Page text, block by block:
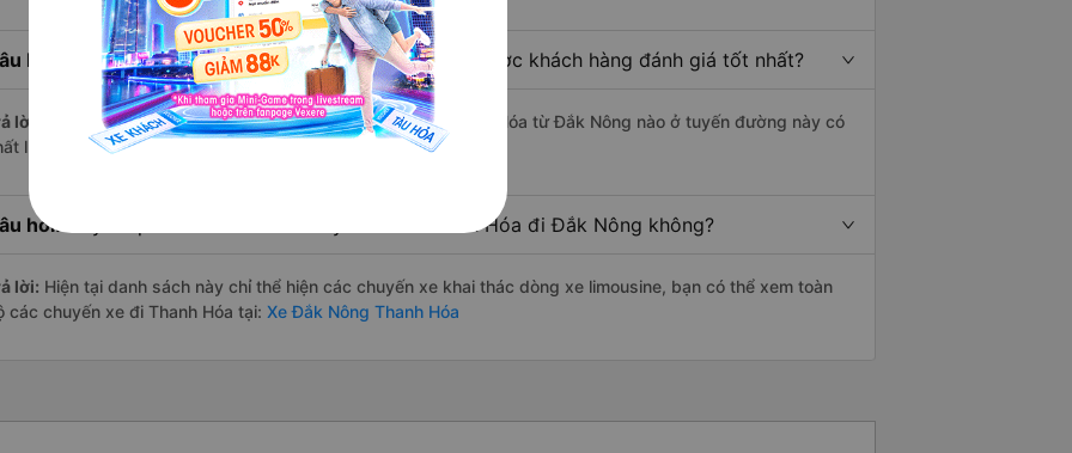
hỏi: Xe limousine nào từ Đắk Nông đi Thanh Hóa được khách hàng đánh giá tốt nhất?
lời:
Tạm thời chưa đủ review để đánh giá có nhà xe đi Thanh Hóa từ Đắk Nông nào ở tuyến đường này có
lượng xuất sắc.
hỏi: Đây có phải là tất cả các chuyến xe từ Thanh Hóa đi Đắk Nông không?
lời: Hiện tại danh sách này chỉ thể hiện các chuyến xe khai thác dòng xe limousine, bạn có thể xem toàn
các chuyến xe đi Thanh Hóa tại: Xe Đắk Nông Thanh Hóa